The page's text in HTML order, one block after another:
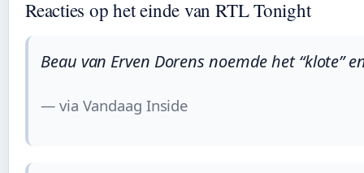
Reacties op het einde van RTL Tonight
Beau van Erven Dorens noemde het “klote”
— via Vandaag Inside